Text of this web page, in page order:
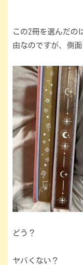
この2冊を選んだの
由なのですが、側
どう？
ヤバくない？